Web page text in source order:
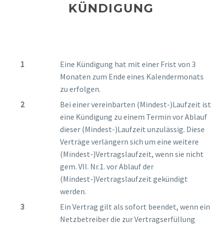
KÜNDIGUNG
Eine Kündigung hat mit einer Frist von 3
Monaten zum Ende eines Kalendermonats
zu erfolgen.
Bei einer vereinbarten (Mindest-)Laufzeit ist
eine Kündigung zu einem Termin vor Ablauf
dieser (Mindest-)Laufzeit unzulässig. Diese
Verträge verlängern sich um eine weitere
(Mindest-)Vertragslaufzeit, wenn sie nicht
gem. VII. Nr.1. vor Ablauf der
(Mindest-)Vertragslaufzeit gekündigt
werden.
Ein Vertrag gilt als sofort beendet, wenn ein
Netzbetreiber die zur Vertragserfüllung